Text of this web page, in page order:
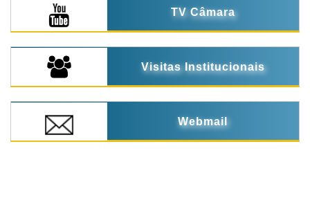
TV Câmara
Visitas Institucionais
Webmail